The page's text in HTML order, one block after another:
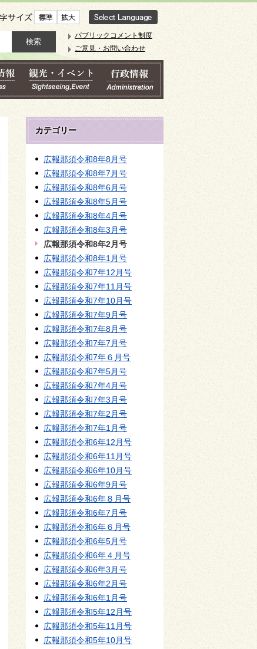
文字サイズ
パブリックコメント制度
ご意見・お問い合わせ
カテゴリー
広報那須令和8年8月号
広報那須令和8年7月号
広報那須令和8年6月号
広報那須令和8年5月号
広報那須令和8年4月号
広報那須令和8年3月号
広報那須令和8年2月号
広報那須令和8年1月号
広報那須令和7年12月号
広報那須令和7年11月号
広報那須令和7年10月号
広報那須令和7年9月号
広報那須令和7年8月号
広報那須令和7年7月号
広報那須令和7年６月号
広報那須令和7年5月号
広報那須令和7年4月号
広報那須令和7年3月号
広報那須令和7年2月号
広報那須令和7年1月号
広報那須令和6年12月号
広報那須令和6年11月号
広報那須令和6年10月号
広報那須令和6年9月号
広報那須令和6年８月号
広報那須令和6年7月号
広報那須令和6年６月号
広報那須令和6年5月号
広報那須令和6年４月号
広報那須令和6年3月号
広報那須令和6年2月号
広報那須令和6年1月号
広報那須令和5年12月号
広報那須令和5年11月号
広報那須令和5年10月号